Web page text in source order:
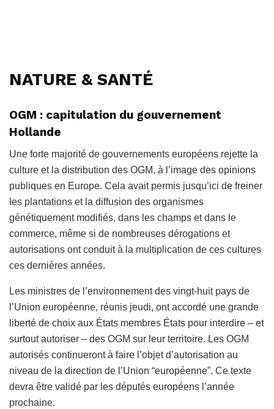
NATURE & SANTÉ
OGM : capitulation du gouvernement
Hollande
Une forte majorité de gouvernements européens rejette la
culture et la distribution des OGM, à l’image des opinions
publiques en Europe. Cela avait permis jusqu’ici de freiner
les plantations et la diffusion des organismes
génétiquement modifiés, dans les champs et dans le
commerce, même si de nombreuses dérogations et
autorisations ont conduit à la multiplication de ces cultures
ces dernières années.
Les ministres de l’environnement des vingt-huit pays de
l’Union européenne, réunis jeudi, ont accordé une grande
liberté de choix aux États membres États pour interdire – et
surtout autoriser – des OGM sur leur territoire. Les OGM
autorisés continueront à faire l’objet d’autorisation au
niveau de la direction de l’Union “européenne”. Ce texte
devra être validé par les députés européens l’année
prochaine.